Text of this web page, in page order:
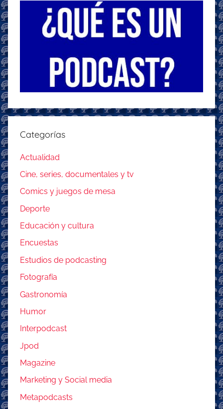
Categorías
Actualidad
Cine, series, documentales y tv
Comics y juegos de mesa
Deporte
Educación y cultura
Encuestas
Estudios de podcasting
Fotografía
Gastronomía
Humor
Interpodcast
Jpod
Magazine
Marketing y Social media
Metapodcasts